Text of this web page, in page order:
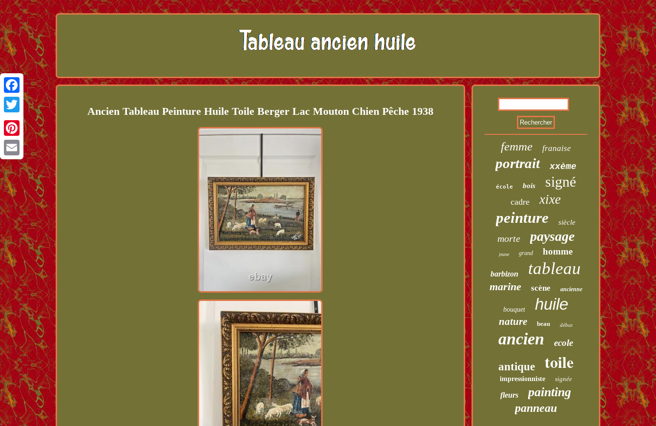
Facebook
Twitter
Pinterest
Email
Ancien Tableau Peinture Huile Toile Berger Lac Mouton Chien Pêche 1938
femme franaise
portrait xxème
école bois signé
cadre xixe
peinture siècle
morte paysage
jeune grand homme
barbizon tableau
marine scène ancienne
bouquet huile
nature beau début
ancien ecole
antique toile
impressionniste signée
fleurs painting
panneau